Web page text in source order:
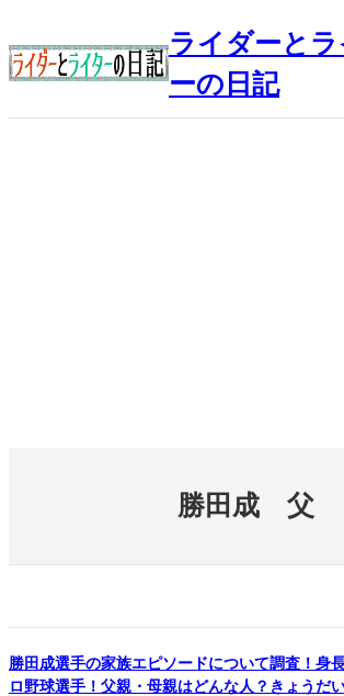
容
を
ライダーとラ
ーの日記
勝田成 父
勝田成選手の家族エピソードについて調査！身
ロ野球選手！父親・母親はどんな人？きょうだ